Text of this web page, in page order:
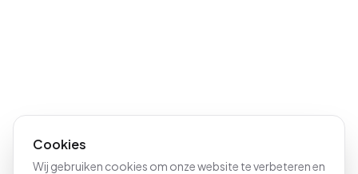
Cookies
Wij gebruiken cookies om onze website te verbeteren en